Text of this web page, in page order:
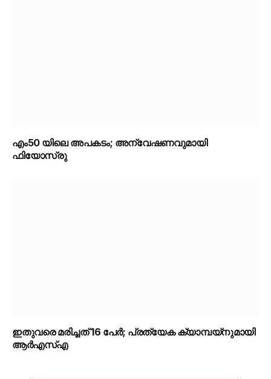
എം50 യിലെ അപകടം; അന്വേഷണവുമായി
ഫിയോസ്രു
ഇതുവരെ മരിച്ചത് 16 പേർ; പ്രത്യേക ക്യാമ്പയ്‌നുമായി
ആർഎസ്എ